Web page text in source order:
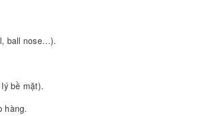
ball nose…).
bề mặt).
hàng.